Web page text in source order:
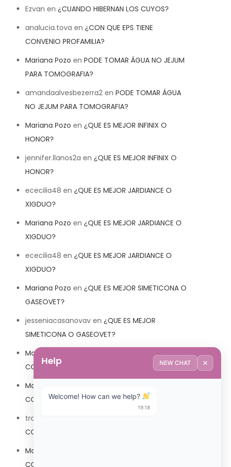
Ezvan en ¿CUANDO HIBERNAN LOS CUYOS?
analucia.tova en ¿CON QUE EPS TIENE
CONVENIO PROFAMILIA?
Mariana Pozo en PODE TOMAR ÁGUA NO JEJUM
PARA TOMOGRAFIA?
amandaalvesbezerra2 en PODE TOMAR ÁGUA
NO JEJUM PARA TOMOGRAFIA?
Mariana Pozo en ¿QUE ES MEJOR INFINIX O
HONOR?
jennifer.llanos2a en ¿QUE ES MEJOR INFINIX O
HONOR?
ececilia48 en ¿QUE ES MEJOR JARDIANCE O
XIGDUO?
Mariana Pozo en ¿QUE ES MEJOR JARDIANCE O
XIGDUO?
ececilia48 en ¿QUE ES MEJOR JARDIANCE O
XIGDUO?
Mariana Pozo en ¿QUE ES MEJOR SIMETICONA O
GASEOVET?
jesseniacasanovav en ¿QUE ES MEJOR
SIMETICONA O GASEOVET?
Mariana Pozo
¿QUE ES MEJOR TRIBEDOCE
COMPUESTO O TRIBEDOCE DX?
Mariana Pozo
COMPUESTO O TRIBEDOCE DX?
trolls_pipis
COMPUESTO O TRIBEDOCE DX?
Mariana Pozo
COMPUESTO O TRIBEDOCE DX?
Help NEW CHAT ✕
Welcome! How can we help?
19:18